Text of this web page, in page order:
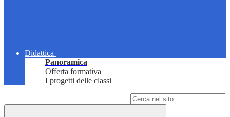
Didattica
Panoramica
Offerta formativa
I progetti delle classi